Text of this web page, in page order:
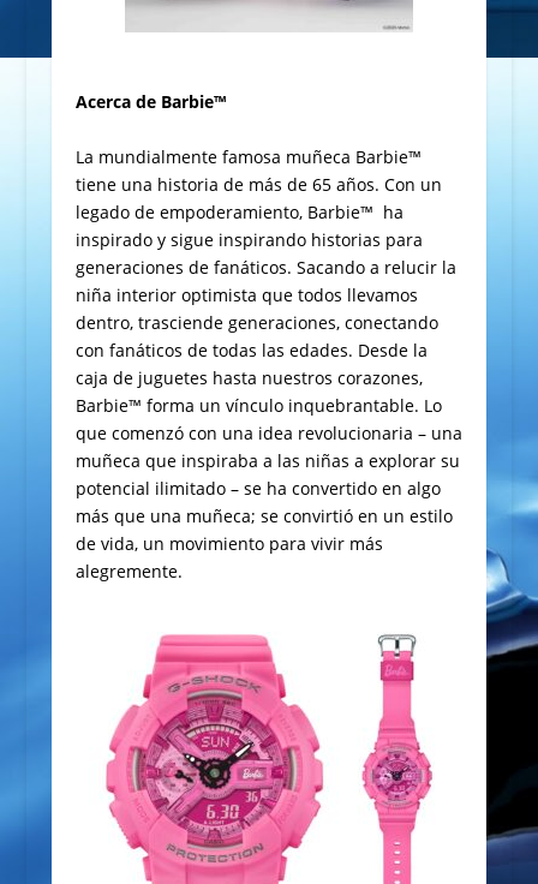
Acerca de Barbie™
La mundialmente famosa muñeca Barbie™
tiene una historia de más de 65 años. Con un
legado de empoderamiento, Barbie™ ha
inspirado y sigue inspirando historias para
generaciones de fanáticos. Sacando a relucir la
niña interior optimista que todos llevamos
dentro, trasciende generaciones, conectando
con fanáticos de todas las edades. Desde la
caja de juguetes hasta nuestros corazones,
Barbie™ forma un vínculo inquebrantable. Lo
que comenzó con una idea revolucionaria – una
muñeca que inspiraba a las niñas a explorar su
potencial ilimitado – se ha convertido en algo
más que una muñeca; se convirtió en un estilo
de vida, un movimiento para vivir más
alegremente.